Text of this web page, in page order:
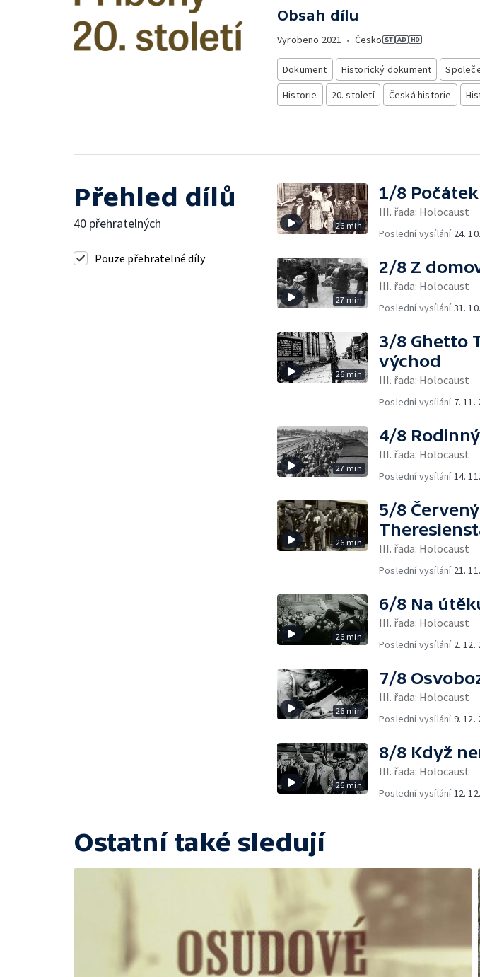
Obsah dílu
Vyrobeno 2021 • Česko
Dokument Historický dokument
Historie
20. století Česká historie
Přehled dílů
40 přehratelných
Pouze přehratelné díly
26 min
1/8
III. řada: Holocaust
Poslední vysílání 24.
27 min
2/8 Z
III. řada: Holocaust
Poslední vysílání31.
26 min
3/8 Ghetto
východ
III. řada: Holocaust
Poslední vysílání 7. 11.
27 min
4/8
III. řada: Holocaust
Poslední vysílání 14.
26 min
5/8
III. řada: Holocaust
Poslední vysílání 21.
26 min
6/8 Na
III. řada: Holocaust
Poslední vysílání 2. 12.
26 min
7/8
III. řada: Holocaust
Poslední vysílání9. 12.
26 min
8/8 Když
III. řada: Holocaust
Poslední vysílání 12.
Ostatní také sledují